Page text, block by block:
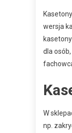
wersja
dla
W
np.